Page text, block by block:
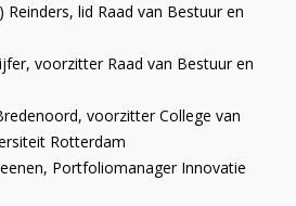
Reinders, lid Raad van Bestuur en
voorzitter Raad van Bestuur en
voorzitter College van
Rotterdam
Portfoliomanager Innovatie